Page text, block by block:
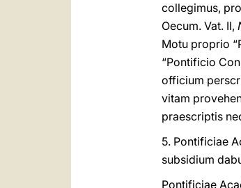
collegimus,
Oecum. Vat. II,
Motu proprio
“Pontificio
officium
vitam
praescriptis
5. Pontificiae
subsidium
Pontificiae